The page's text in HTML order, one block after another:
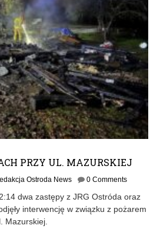
PRZY UL. MAZURSKIEJ
Ostroda News 0 Comments
dwa zastępy z JRG Ostróda oraz
interwencję w związku z pożarem
Mazurskiej.